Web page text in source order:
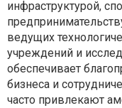
инфраструктурой,
ведущих
учреждений и
обеспечивает
бизнеса и
часто привлекают